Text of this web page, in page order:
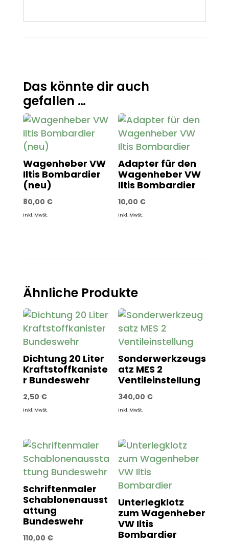
Das könnte dir auch
gefallen …
Wagenheber VW
Iltis Bombardier
(neu)
80,00 €
inkl. MwSt.
Adapter für den
Wagenheber VW
Iltis Bombardier
10,00 €
inkl. MwSt.
Ähnliche Produkte
Dichtung 20 Liter
Kraftstoffkaniste
r Bundeswehr
2,50 €
inkl. MwSt.
Sonderwerkzeugs
atz MES 2
Ventileinstellung
340,00 €
inkl. MwSt.
Schriftenmaler
Schablonenausst
attung
Bundeswehr
110,00 €
Unterlegklotz
zum Wagenheber
VW Iltis
Bombardier